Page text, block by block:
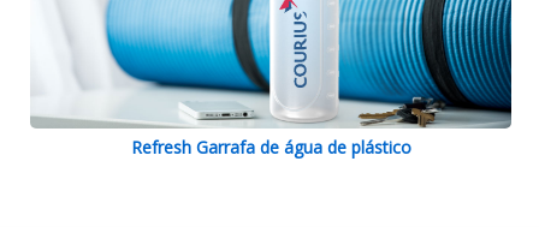
Refresh Garrafa de água de plástico